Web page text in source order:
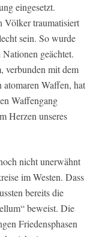
eingesetzt.
Völker traumatisiert
sein. So wurde
geächtet.
verbunden mit dem
atomaren Waffen, hat
Waffengang
Herzen unseres
nicht unerwähnt
im Westen. Dass
bereits die
beweist. Die
Friedensphasen